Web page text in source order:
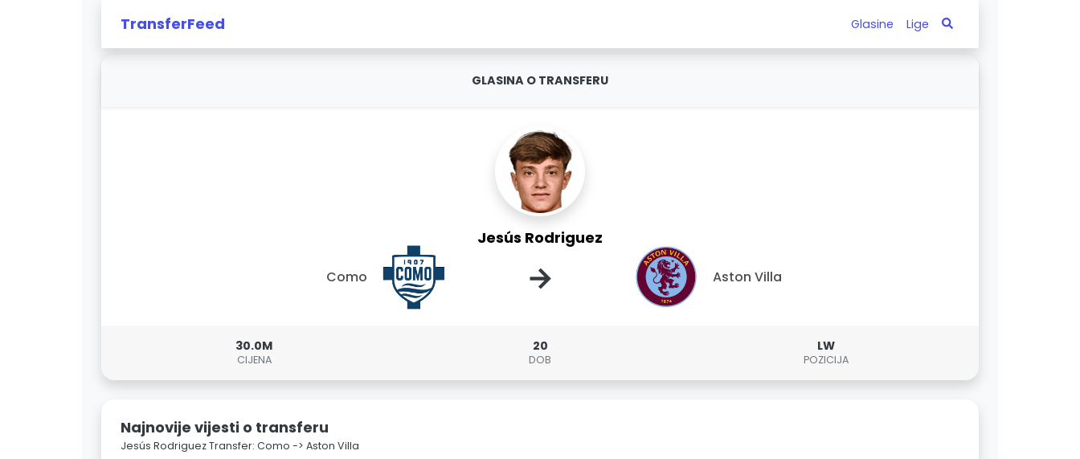
TransferFeed Glasine Lige
GLASINA O TRANSFERU
Jesús Rodriguez
Como → Aston Villa
30.0M
CIJENA
20
DOB
LW
POZICIJA
Najnovije vijesti o transferu
Jesús Rodriguez Transfer: Como -> Aston Villa